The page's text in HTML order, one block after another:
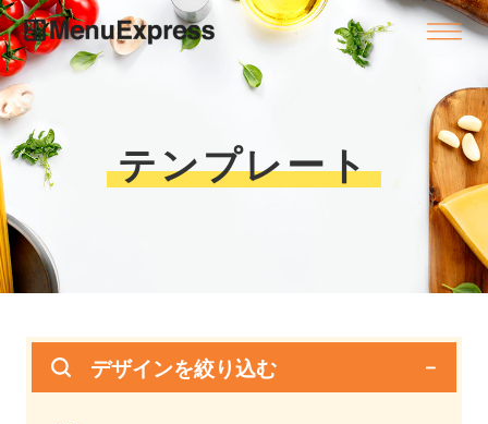
テンプレート
デザインを絞り込む